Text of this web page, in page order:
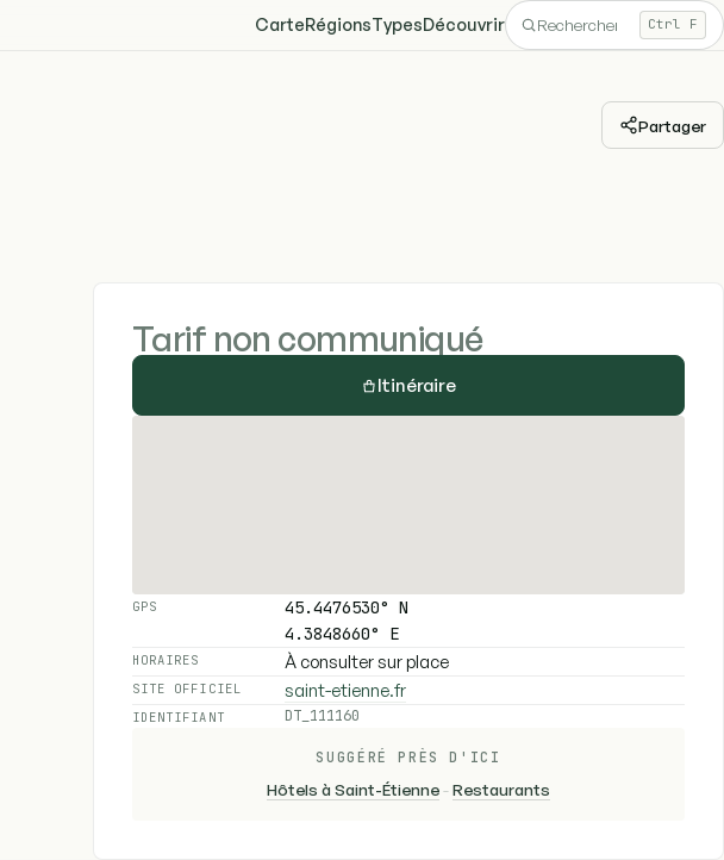
CarteRégionsTypesDécouvrir Ctrl F
Partager
Tarif non communiqué
Itinéraire
GPS
45.4476530° N
4.3848660° E
HORAIRES À consulter sur place
SITE OFFICIEL saint-etienne.fr
IDENTIFIANT DT_111160
SUGGÉRÉ PRÈS D'ICI
Hôtels à Saint-Étienne-Restaurants